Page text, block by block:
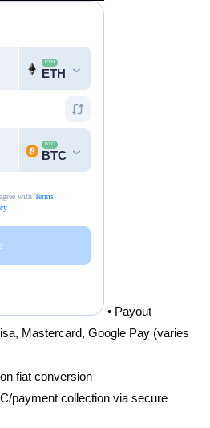
• Payout
Mastercard, Google Pay (varies
fiat conversion
payment collection via secure